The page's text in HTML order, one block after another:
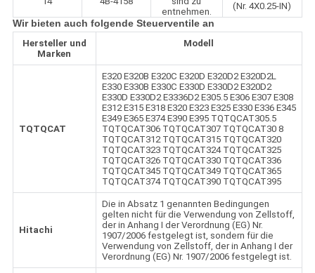
entnehmen.
(Nr. 4X0.25-IN)
Wir bieten auch folgende Steuerventile an
Hersteller und
Marken
Modell
TQTQCAT
E320 E320B E320C E320D E320D2 E320D2L
E330 E330B E330C E330D E330D2 E320D2
E330D E330D2 E3336D2 E305.5 E306 E307 E308
E312 E315 E318 E320 E323 E325 E330 E336 E345
E349 E365 E374 E390 E395 TQTQCAT305.5
TQTQCAT306 TQTQCAT307 TQTQCAT30 8
TQTQCAT312 TQTQCAT315 TQTQCAT320
TQTQCAT323 TQTQCAT324 TQTQCAT325
TQTQCAT326 TQTQCAT330 TQTQCAT336
TQTQCAT345 TQTQCAT349 TQTQCAT365
TQTQCAT374 TQTQCAT390 TQTQCAT395
Hitachi
Die in Absatz 1 genannten Bedingungen
gelten nicht für die Verwendung von Zellstoff,
der in Anhang I der Verordnung (EG) Nr.
1907/2006 festgelegt ist, sondern für die
Verwendung von Zellstoff, der in Anhang I der
Verordnung (EG) Nr. 1907/2006 festgelegt ist.